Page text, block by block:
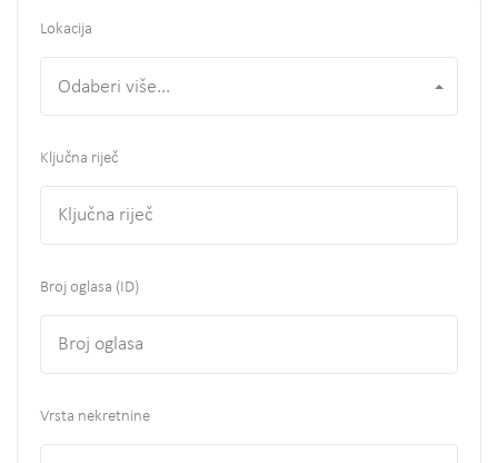
Lokacija
Odaberi više...
Ključna riječ
Broj oglasa (ID)
Vrsta nekretnine